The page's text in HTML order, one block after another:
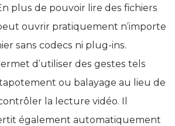
plus de pouvoir lire des fichiers
ouvrir pratiquement n’importe
sans codecs ni plug-ins.
d’utiliser des gestes tels
ou balayage au lieu de
la lecture vidéo. Il
également automatiquement